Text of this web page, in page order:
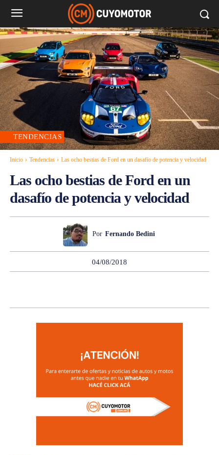
TENDENCIAS
Inicio Tendencias Las ocho bestias de Ford en un dasafío de potencia y velocidad
Las ocho bestias de Ford en un
dasafío de potencia y velocidad
Por Fernando Bedini
04/08/2018